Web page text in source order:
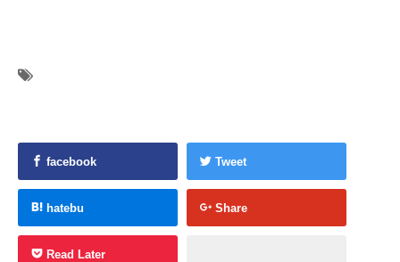
facebook Tweet
hatebu Share
Read Later